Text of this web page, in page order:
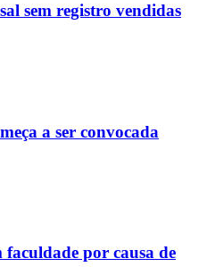
sem registro vendidas
a ser convocada
faculdade por causa de